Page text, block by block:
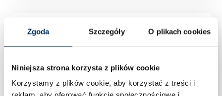
Zgoda Szczegóły O plikach cookies
Niniejsza strona korzysta z plików cookie
Korzystamy z plików cookie, aby korzystać z treści i